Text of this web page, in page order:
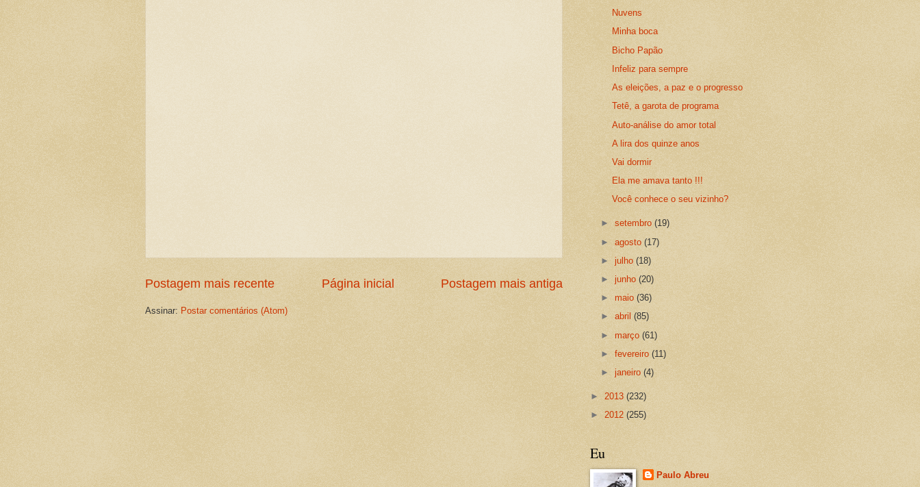
Postagem mais recente Postagem mais antiga
Página inicial
Assinar: Postar comentários (Atom)
Nuvens
Minha boca
Bicho Papão
Infeliz para sempre
As eleições, a paz e o progresso
Tetê, a garota de programa
Auto-análise do amor total
A lira dos quinze anos
Vai dormir
Ela me amava tanto !!!
Você conhece o seu vizinho?
►setembro(19)
►agosto(17)
►julho(18)
►junho(20)
►maio(36)
►abril(85)
►março(61)
►fevereiro(11)
►janeiro(4)
► 2013 (232)
► 2012 (255)
Eu
Paulo Abreu